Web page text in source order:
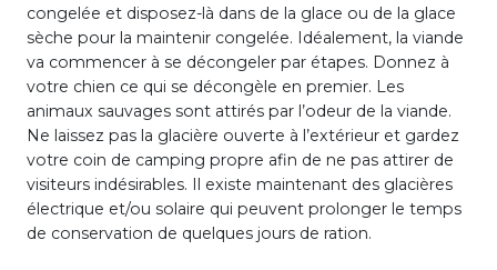
congelée et disposez-là dans de la glace ou de la glace
sèche pour la maintenir congelée. Idéalement, la viande
va commencer à se décongeler par étapes. Donnez à
votre chien ce qui se décongèle en premier. Les
animaux sauvages sont attirés par l’odeur de la viande.
Ne laissez pas la glacière ouverte à l’extérieur et gardez
votre coin de camping propre afin de ne pas attirer de
visiteurs indésirables. Il existe maintenant des glacières
électrique et/ou solaire qui peuvent prolonger le temps
de conservation de quelques jours de ration.